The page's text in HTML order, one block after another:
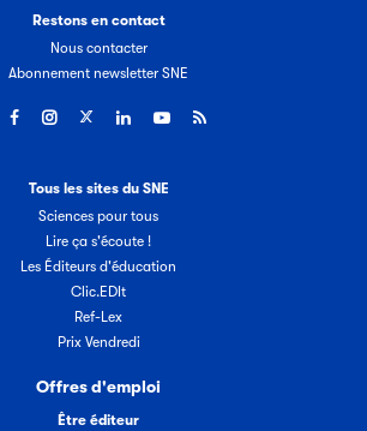
Restons en contact
Nous contacter
Abonnement newsletter SNE
Tous les sites du SNE
Sciences pour tous
Lire ça s'écoute !
Les Éditeurs d'éducation
Clic.EDIt
Ref-Lex
Prix Vendredi
Offres d'emploi
Être éditeur